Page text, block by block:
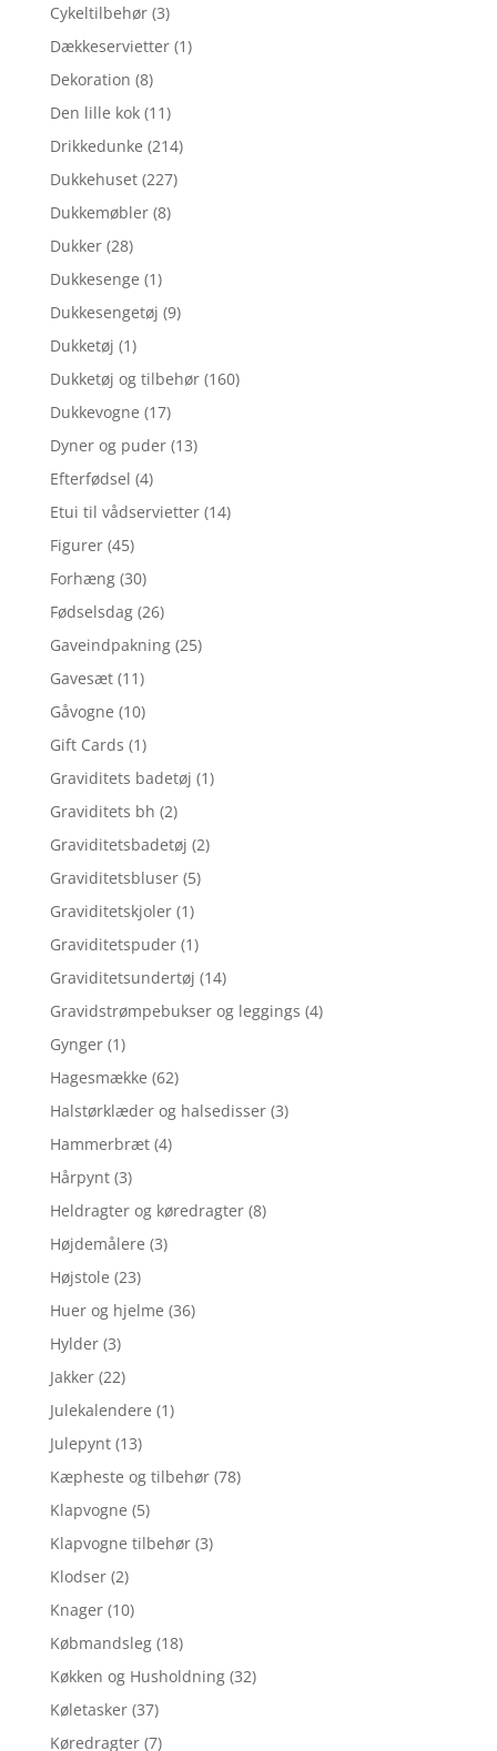
Cykeltilbehør (3)
Dækkeservietter (1)
Dekoration (8)
Den lille kok (11)
Drikkedunke (214)
Dukkehuset (227)
Dukkemøbler (8)
Dukker (28)
Dukkesenge (1)
Dukkesengetøj (9)
Dukketøj (1)
Dukketøj og tilbehør (160)
Dukkevogne (17)
Dyner og puder (13)
Efterfødsel (4)
Etui til vådservietter (14)
Figurer (45)
Forhæng (30)
Fødselsdag (26)
Gaveindpakning (25)
Gavesæt (11)
Gåvogne (10)
Gift Cards (1)
Graviditets badetøj (1)
Graviditets bh (2)
Graviditetsbadetøj (2)
Graviditetsbluser (5)
Graviditetskjoler (1)
Graviditetspuder (1)
Graviditetsundertøj (14)
Gravidstrømpebukser og leggings (4)
Gynger (1)
Hagesmække (62)
Halstørklæder og halsedisser (3)
Hammerbræt (4)
Hårpynt (3)
Heldragter og køredragter (8)
Højdemålere (3)
Højstole (23)
Huer og hjelme (36)
Hylder (3)
Jakker (22)
Julekalendere (1)
Julepynt (13)
Kæpheste og tilbehør (78)
Klapvogne (5)
Klapvogne tilbehør (3)
Klodser (2)
Knager (10)
Købmandsleg (18)
Køkken og Husholdning (32)
Køletasker (37)
Køredragter (7)